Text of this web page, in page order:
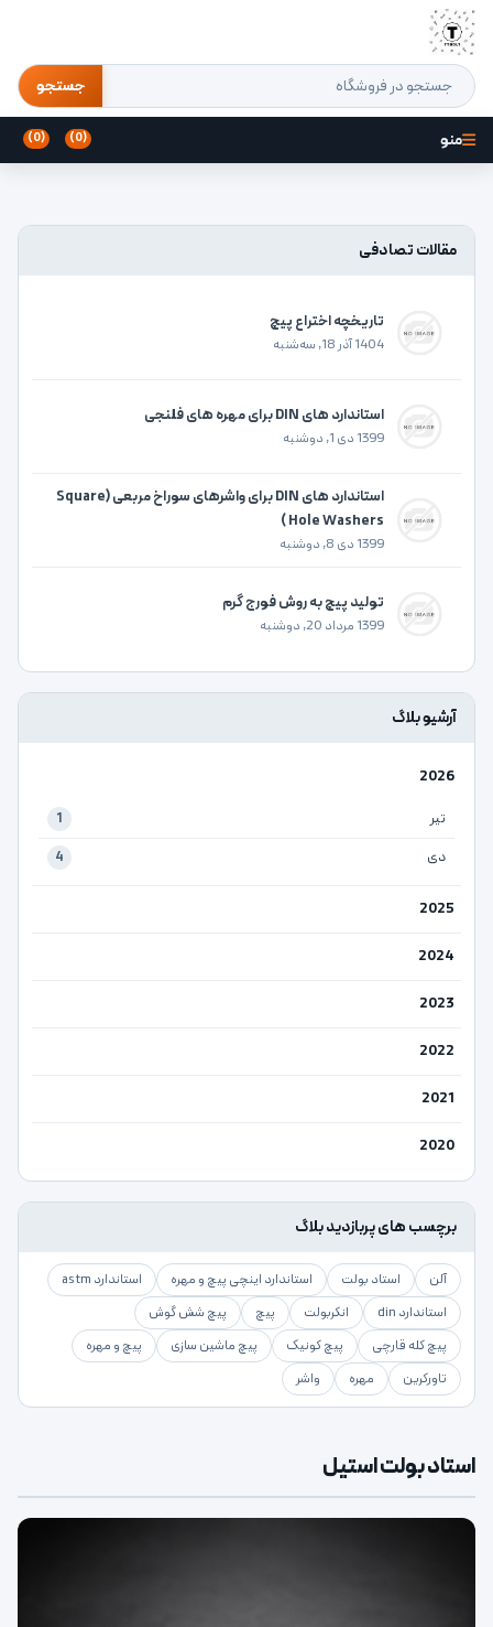
جستجو
منو (0)
(0)
مقالات تصادفی
تاریخچه اختراع پیچ
1404 آذر 18, سه‌شنبه
استاندارد های DIN برای مهره های فلنجی
1399 دی 1, دوشنبه
استاندارد های DIN برای واشرهای سوراخ مربعی (Square
Hole Washers )
1399 دی 8, دوشنبه
تولید پیچ به روش فورج گرم
1399 مرداد 20, دوشنبه
آرشیو بلاگ
2026
تیر
1
دی 4
2025
2024
2023
2022
2021
2020
برچسب های پربازدید بلاگ
آلن استاد بولت استاندارد اینچی پیچ و مهره
استاندارد astm
استاندارد din
انکربولت پیچ
پیچ شش گوش
پیچ کله قارچی
پیچ کونیک پیچ ماشین سازی
پیچ و مهره
تاورکرین
مهره واشر
استاد بولت استیل